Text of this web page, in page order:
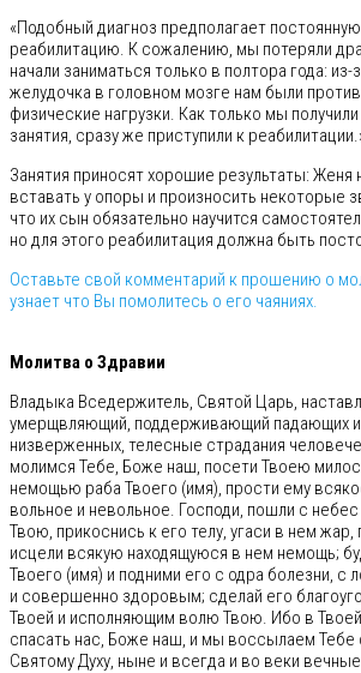
«Подобный диагноз предполагает
реабилитацию. К сожалению, мы потеряли
начали заниматься только в полтора года: из-
желудочка в головном мозге нам были
физические нагрузки. Как только мы
занятия, сразу же приступили к
Занятия приносят хорошие результаты: Женя
вставать у опоры и произносить некоторые
что их сын обязательно научится
но для этого реабилитация должна быть
Оставьте свой комментарий к прошению о
узнает что Вы помолитесь о его чаяниях.
Молитва о Здравии
Владыка Вседержитель, Святой Царь,
умерщвляющий, поддерживающий падающих
низверженных, телесные страдания
молимся Тебе, Боже наш, посети Твоею
немощью раба Твоего (имя), прости ему
вольное и невольное. Господи, пошли с
Твою, прикоснись к его телу, угаси в нем жар,
исцели всякую находящуюся в нем немощь;
Твоего (имя) и подними его с одра болезни, с
и совершенно здоровым; сделай его
Твоей и исполняющим волю Твою. Ибо в
спасать нас, Боже наш, и мы воссылаем Тебе
Святому Духу, ныне и всегда и во веки